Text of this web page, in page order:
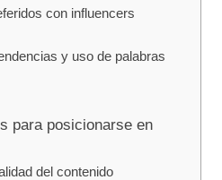
con influencers
y uso de palabras
para posicionarse en
del contenido